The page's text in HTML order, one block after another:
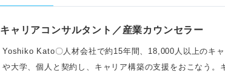
入社後のキャリアプランを具体的にイメージ
現場経験を積みながらスキルアップを目指す。
は専門スキルが求められる。
キャリアコンサルタント／産業カウンセラー
Yoshiko Kato〇人材会社で約15年間、18,000人以上のキ
や大学、個人と契約し、キャリア構築の支援をおこなう。